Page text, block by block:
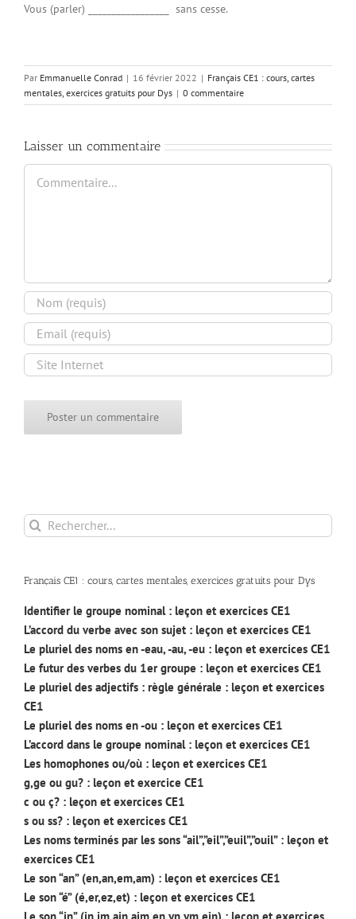
Vous (parler) _________________ sans cesse.
Par Emmanuelle Conrad | 16 février 2022 | Français CE1 : cours, cartes
mentales, exercices gratuits pour Dys | 0 commentaire
Laisser un commentaire
Commentaire
Rechercher:
Français CE1 : cours, cartes mentales, exercices gratuits pour Dys
Identifier le groupe nominal : leçon et exercices CE1
L’accord du verbe avec son sujet : leçon et exercices CE1
Le pluriel des noms en -eau, -au, -eu : leçon et exercices CE1
Le futur des verbes du 1er groupe : leçon et exercices CE1
Le pluriel des adjectifs : règle générale : leçon et exercices
CE1
Le pluriel des noms en -ou : leçon et exercices CE1
L’accord dans le groupe nominal : leçon et exercices CE1
Les homophones ou/où : leçon et exercices CE1
g,ge ou gu? : leçon et exercice CE1
c ou ç? : leçon et exercices CE1
s ou ss? : leçon et exercices CE1
Les noms terminés par les sons “ail”,”eil”,”euil”,”ouil” : leçon et
exercices CE1
Le son “an” (en,an,em,am) : leçon et exercices CE1
Le son “é” (é,er,ez,et) : leçon et exercices CE1